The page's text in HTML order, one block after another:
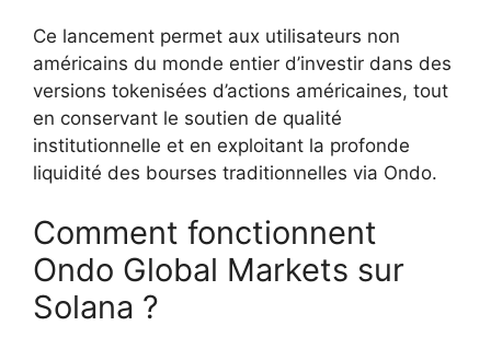
Ce lancement permet aux utilisateurs non
américains du monde entier d’investir dans des
versions tokenisées d’actions américaines, tout
en conservant le soutien de qualité
institutionnelle et en exploitant la profonde
liquidité des bourses traditionnelles via Ondo.
Comment fonctionnent
Ondo Global Markets sur
Solana ?